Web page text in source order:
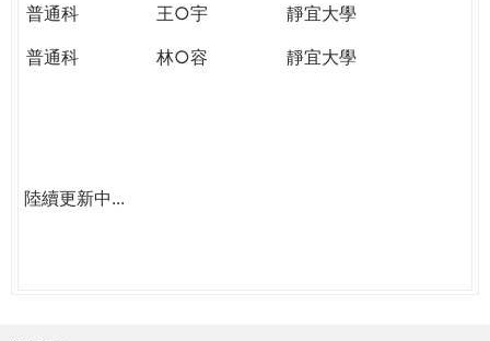
普通科
王○宇
靜宜大學
普通科
林○容 靜宜大學
陸續更新中...